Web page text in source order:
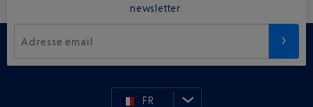
newsletter.
Adresse email
FR